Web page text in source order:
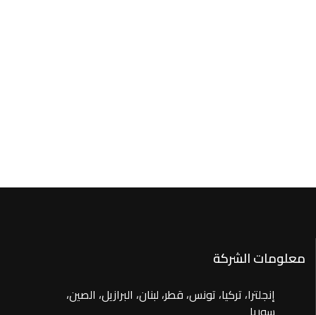
معلومات الشركة
إنجلترا، تركيا، تونس، قطر، لبنان، البرازيل، الصين،